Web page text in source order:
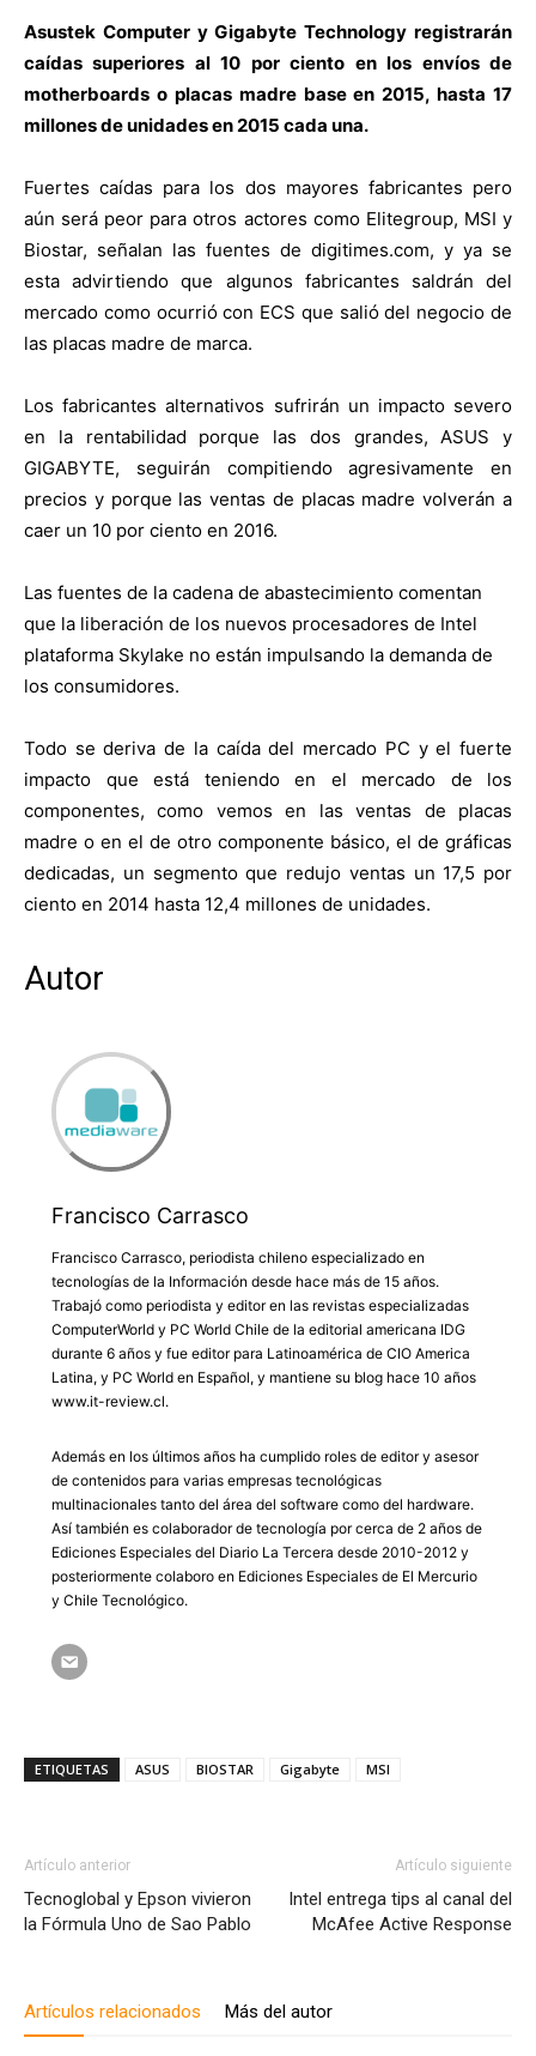
Asustek Computer y Gigabyte Technology registrarán
caídas superiores al 10 por ciento en los envíos de
motherboards o placas madre base en 2015, hasta 17
millones de unidades en 2015 cada una.
Fuertes caídas para los dos mayores fabricantes pero
aún será peor para otros actores como Elitegroup, MSI y
Biostar, señalan las fuentes de digitimes.com, y ya se
esta advirtiendo que algunos fabricantes saldrán del
mercado como ocurrió con ECS que salió del negocio de
las placas madre de marca.
Los fabricantes alternativos sufrirán un impacto severo
en la rentabilidad porque las dos grandes, ASUS y
GIGABYTE, seguirán compitiendo agresivamente en
precios y porque las ventas de placas madre volverán a
caer un 10 por ciento en 2016.
Las fuentes de la cadena de abastecimiento comentan
que la liberación de los nuevos procesadores de Intel
plataforma Skylake no están impulsando la demanda de
los consumidores.
Todo se deriva de la caída del mercado PC y el fuerte
impacto que está teniendo en el mercado de los
componentes, como vemos en las ventas de placas
madre o en el de otro componente básico, el de gráficas
dedicadas, un segmento que redujo ventas un 17,5 por
ciento en 2014 hasta 12,4 millones de unidades.
Autor
Francisco Carrasco
Francisco Carrasco, periodista chileno especializado en
tecnologías de la Información desde hace más de 15 años.
Trabajó como periodista y editor en las revistas especializadas
ComputerWorld y PC World Chile de la editorial americana IDG
durante 6 años y fue editor para Latinoamérica de CIO America
Latina, y PC World en Español, y mantiene su blog hace 10 años
www.it-review.cl.
Además en los últimos años ha cumplido roles de editor y asesor
de contenidos para varias empresas tecnológicas
multinacionales tanto del área del software como del hardware.
Así también es colaborador de tecnología por cerca de 2 años de
Ediciones Especiales del Diario La Tercera desde 2010-2012 y
posteriormente colaboro en Ediciones Especiales de El Mercurio
y Chile Tecnológico.
ETIQUETAS ASUS BIOSTAR Gigabyte MSI
Artículo anterior
Tecnoglobal y Epson vivieron
la Fórmula Uno de Sao Pablo
Artículo siguiente
Intel entrega tips al canal del
McAfee Active Response
Artículos relacionados Más del autor